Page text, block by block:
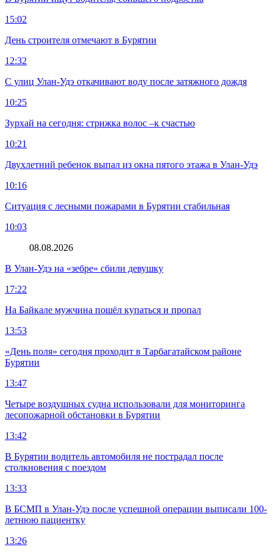
15:02
День строителя отмечают в Бурятии
12:32
С улиц Улан-Удэ откачивают воду после затяжного дождя
10:25
Зурхай на сегодня: стрижка волос –к счастью
10:21
Двухлетний ребенок выпал из окна пятого этажа в Улан-Удэ
10:16
Ситуация с лесными пожарами в Бурятии стабильная
10:03
08.08.2026
В Улан-Удэ на «зебре» сбили девушку
17:22
На Байкале мужчина пошёл купаться и пропал
13:53
«День поля» сегодня проходит в Тарбагатайском районе
Бурятии
13:47
Четыре воздушных судна использовали для мониторинга
лесопожарной обстановки в Бурятии
13:42
В Бурятии водитель автомобиля не пострадал после
столкновения с поездом
13:33
В БСМП в Улан-Удэ после успешной операции выписали 100-
летнюю пациентку
13:26